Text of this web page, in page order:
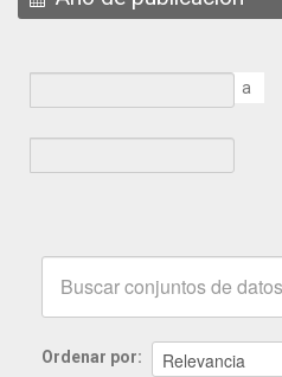
a
Ordenar por